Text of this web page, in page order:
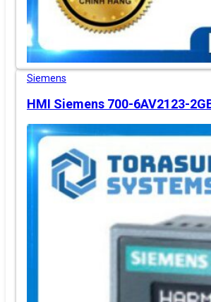
Siemens
HMI Siemens 700-6AV2123-